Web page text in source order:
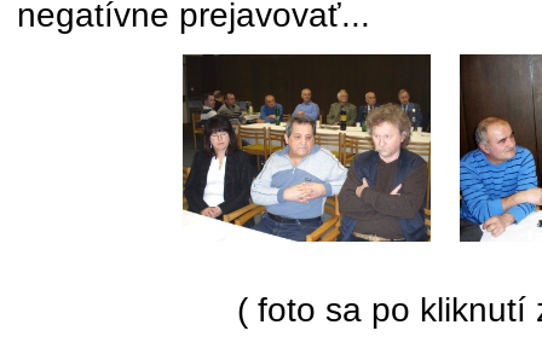
negatívne prejavovať...
( foto sa po kliknutí